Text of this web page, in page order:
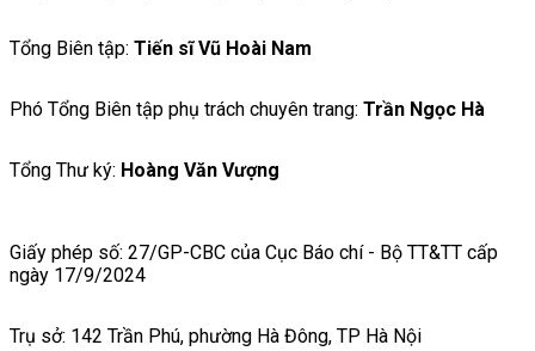
Tổng Biên tập: Tiến sĩ Vũ Hoài Nam
Phó Tổng Biên tập phụ trách chuyên trang: Trần Ngọc Hà
Tổng Thư ký: Hoàng Văn Vượng
Giấy phép số: 27/GP-CBC của Cục Báo chí - Bộ TT&TT cấp
ngày 17/9/2024
Trụ sở: 142 Trần Phú, phường Hà Đông, TP Hà Nội